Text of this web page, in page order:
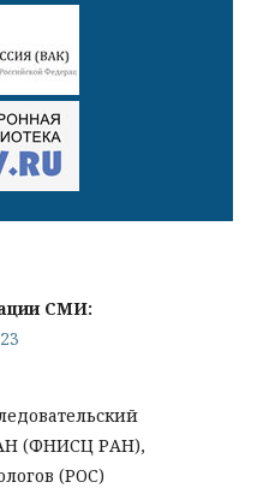
СМИ:
(ФНИСЦ РАН),
(РОС)